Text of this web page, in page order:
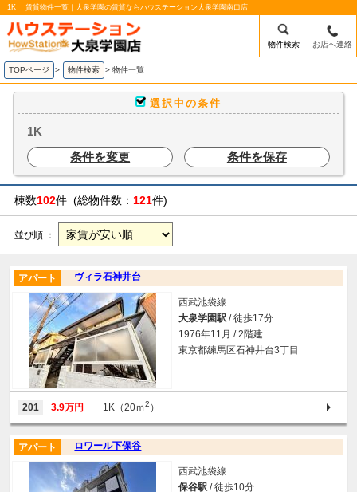
1K ｜賃貸物件一覧｜大泉学園の賃貸ならハウステーション大泉学園南口店
物件検索 お店へ連絡
TOPページ > 物件検索 > 物件一覧
選択中の条件
1K
条件を変更
条件を保存
棟数102件 (総物件数： 121件)
並び順 ：
ヴィラ石神井台
アパート
西武池袋線
大泉学園駅 / 徒歩17分
1976年11月 / 2階建
東京都練馬区石神井台3丁目
201 3.9万円 1K（20ｍ2 ）
ロワール下保谷
アパート
西武池袋線
保谷駅 / 徒歩10分